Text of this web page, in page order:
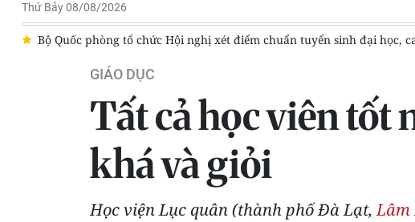
Thứ Bảy 08/08/2026
Hội nghị xét điểm chuẩn tuyển sinh đại học, cao đẳng quân sự năm
GIÁO DỤC
Tất cả học viên tốt
khá và giỏi
Học viện Lục quân (thành phố Đà Lạt,Lâm